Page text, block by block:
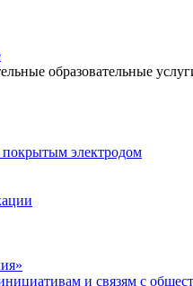
образовательные
электродом
и связям с